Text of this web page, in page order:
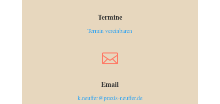
Termine
Termin vereinbaren

Email
k.neuffer@praxis-neuffer.de